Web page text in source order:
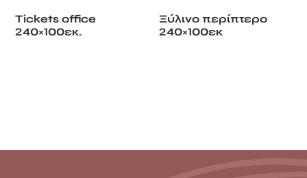
Tickets office
240×100εκ.
Ξύλινο περίπτερο
240×100εκ